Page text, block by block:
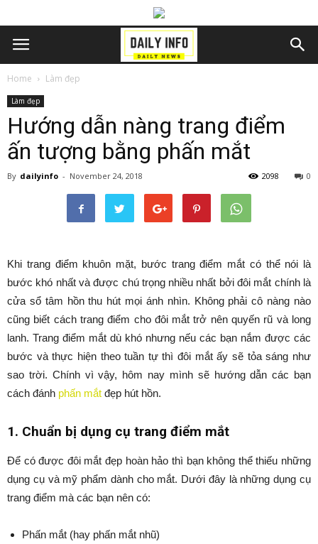
Home Làm đẹp
Làm đẹp
Hướng dẫn nàng trang điểm
ấn tượng bằng phấn mắt
By dailyinfo - November 24, 2018 0
2098
Khi trang điểm khuôn mặt, bước trang điểm mắt có thể nói là
bước khó nhất và được chú trọng nhiều nhất bởi đôi mắt chính là
cửa sổ tâm hồn thu hút mọi ánh nhìn. Không phải cô nàng nào
cũng biết cách trang điểm cho đôi mắt trở nên quyến rũ và long
lanh. Trang điểm mắt dù khó nhưng nếu các bạn nắm được các
bước và thực hiện theo tuần tự thì đôi mắt ấy sẽ tỏa sáng như
sao trời. Chính vì vậy, hôm nay mình sẽ hướng dẫn các bạn
cách đánh phấn mắt đẹp hút hồn.
1. Chuẩn bị dụng cụ trang điểm mắt
Để có được đôi mắt đẹp hoàn hảo thì bạn không thể thiếu những
dụng cụ và mỹ phẩm dành cho mắt. Dưới đây là những dụng cụ
trang điểm mà các bạn nên có:
Phấn mắt (hay phấn mắt nhũ)